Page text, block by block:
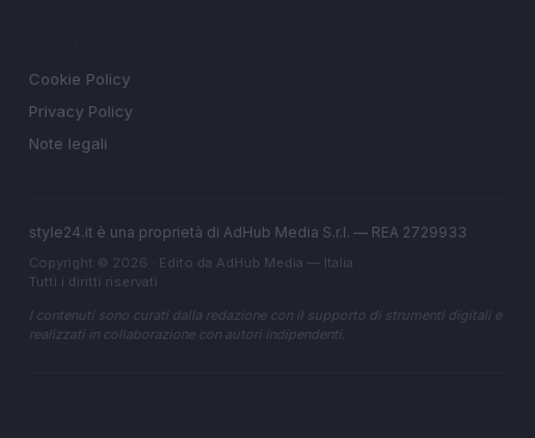
Cookie Policy
Privacy Policy
Note legali
style24.it è una proprietà di AdHub Media S.r.l. — REA 2729933
Copyright © 2026 · Edito da AdHub Media — Italia
Tutti i diritti riservati
I contenuti sono curati dalla redazione con il supporto di strumenti digitali e
realizzati in collaborazione con autori indipendenti.